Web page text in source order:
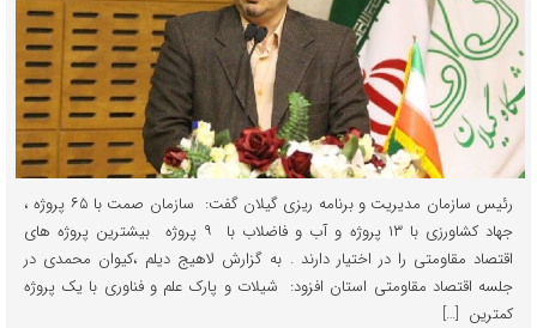
رئیس سازمان مدیریت و برنامه ریزی گیلان گفت: سازمان صمت با ۶۵ پروژه ،
جهاد کشاورزی با ۱۳ پروژه و آب و فاضلاب با ۹ پروژه بیشترین پروژه های
اقتصاد مقاومتی را در اختیار دارند . به گزارش لاهیج دیلم ،کیوان محمدی در
جلسه اقتصاد مقاومتی استان افزود: شیلات و پارک علم و فناوری با یک پروژه
کمترین […]